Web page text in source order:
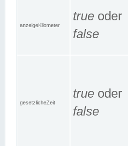
anzeigeKilometer
true oder
false
gesetzlicheZeit
true oder
false